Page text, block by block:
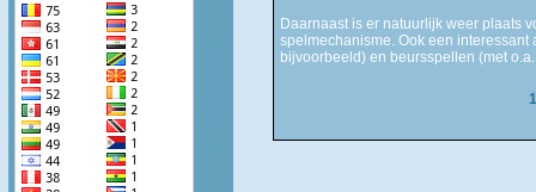
Daarnaast is er natuurlijk weer plaats
spelmechanisme. Ook een
bijvoorbeeld) en beursspellen (met